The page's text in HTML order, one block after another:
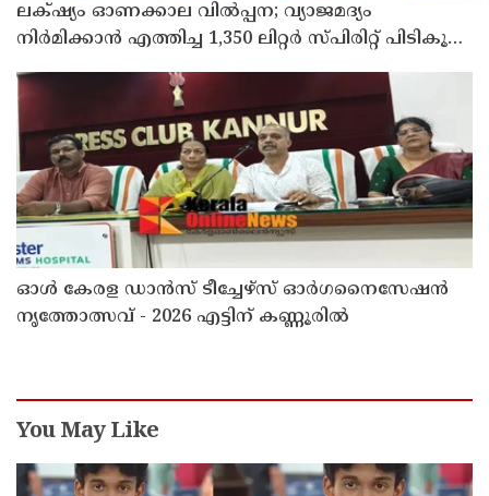
ലക്‌ഷ്യം ഓണക്കാല വിൽപ്പന; വ്യാജമദ്യം
നിർമിക്കാൻ എത്തിച്ച 1,350 ലിറ്റർ സ്പിരിറ്റ് പിടികൂടി;
രണ്ട് പേർ അറസ്റ്റിൽ
ഓൾ കേരള ഡാൻസ് ടീച്ചേഴ്സ് ഓർഗനൈസേഷൻ
നൃത്തോത്സവ് - 2026 എട്ടിന് കണ്ണൂരിൽ
You May Like